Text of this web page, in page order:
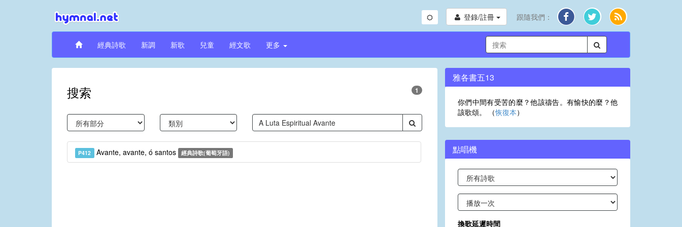
登錄/註冊 跟隨我們：
經典詩歌 新調 新歌 兒童 經文歌 更多
搜索 1
P412 Avante, avante, ó santos 經典詩歌(葡萄牙語)
雅各書五13
你們中間有受苦的麼？他該禱告。有愉快的麼？他
該歌頌。 （恢復本）
點唱機
換歌延遲時間